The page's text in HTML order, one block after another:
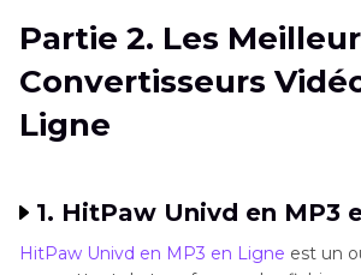
Partie 2. Les
Convertisseurs
Ligne
1. HitPaw Univd en MP3
HitPaw Univd en MP3 en Ligne est un